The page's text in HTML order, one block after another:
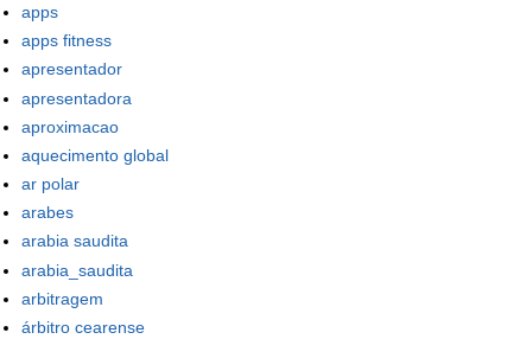
apps
apps fitness
apresentador
apresentadora
aproximacao
aquecimento global
ar polar
arabes
arabia saudita
arabia_saudita
arbitragem
árbitro cearense